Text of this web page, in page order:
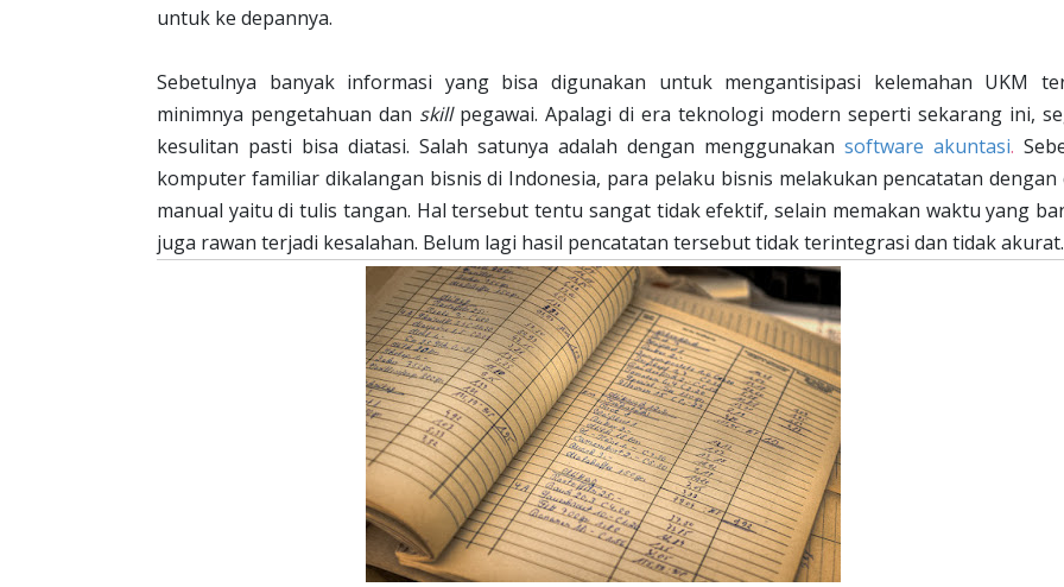
untuk ke depannya.
Sebetulnya banyak informasi yang bisa digunakan untuk mengantisipasi kelemahan UKM
minimnya pengetahuan dan skillpegawai. Apalagi di era teknologi modern seperti sekarang ini,
kesulitan pasti bisa diatasi. Salah satunya adalah dengan menggunakan software akuntasi.
komputer familiar dikalangan bisnis di Indonesia, para pelaku bisnis melakukan pencatatan dengan
manual yaitu di tulis tangan. Hal tersebut tentu sangat tidak efektif, selain memakan waktu yang
juga rawan terjadi kesalahan. Belum lagi hasil pencatatan tersebut tidak terintegrasi dan tidak akurat.